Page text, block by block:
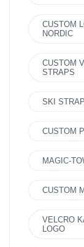
CUSTOM
NORDIC
CUSTOM
STRAPS
SKI
CUSTOM
MAGIC-
CUSTOM
VELCRO
LOGO